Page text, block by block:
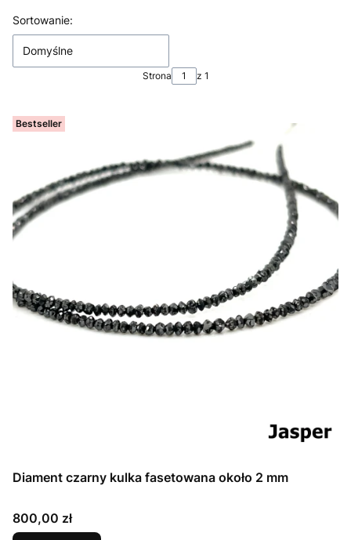
Lista produktów
Sortowanie:
Domyślne
Strona z 1
Bestseller
Diament czarny kulka fasetowana około 2 mm
Cena
800,00 zł